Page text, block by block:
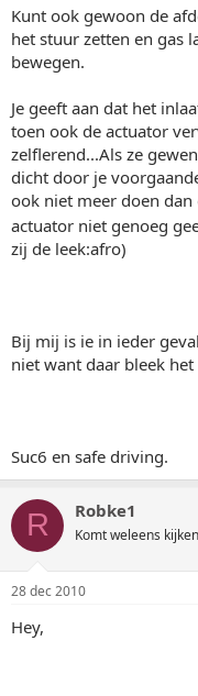
Kunt ook gewoon de
het stuur zetten en gas
bewegen.
Je geeft aan dat het
toen ook de actuator
zelflerend...Als ze
dicht door je
ook niet meer doen
actuator niet genoeg
zij de leek:afro)
Bij mij is ie in ieder
niet want daar bleek
Suc6 en safe driving.
R Robke1
Komt weleens kijken
28 dec 2010
Hey,